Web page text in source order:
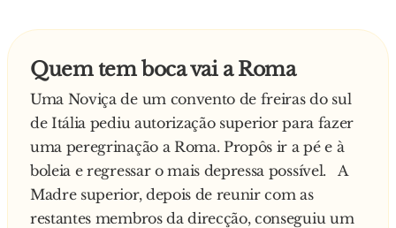
Quem tem boca vai a Roma
Uma Noviça de um convento de freiras do sul
de Itália pediu autorização superior para fazer
uma peregrinação a Roma. Propôs ir a pé e à
boleia e regressar o mais depressa possível. A
Madre superior, depois de reunir com as
restantes membros da direcção, conseguiu um